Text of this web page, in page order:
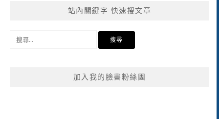
站內關鍵字 快速搜文章
加入我的臉書粉絲團